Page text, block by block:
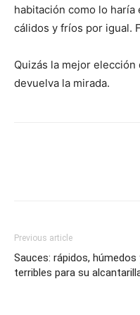
habitación como lo
cálidos y fríos por igual.
Quizás la mejor
devuelva la mirada.
Previous article
Sauces: rápidos, húmedos
terribles para su